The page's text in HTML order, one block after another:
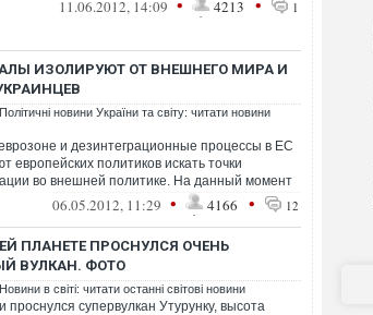
11.06.2012, 14:09 • 4213 • 1
ИЗОЛИРУЮТ ОТ ВНЕШНЕГО МИРА И
Політичні новини України та світу: читати новини
и дезинтеграционные процессы в ЕС
европейских политиков искать точки
во внешней политике. На данный момент
06.05.2012, 11:29 • 4166 • 12
ПЛАНЕТЕ ПРОСНУЛСЯ ОЧЕНЬ
ВУЛКАН. ФОТО
Новини в світі: читати останні світові новини
проснулся супервулкан Утурунку, высота